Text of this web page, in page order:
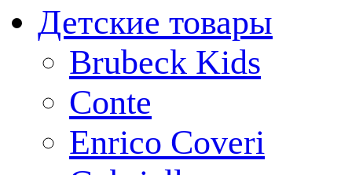
Детские товары
Brubeck Kids
Conte
Enrico Coveri